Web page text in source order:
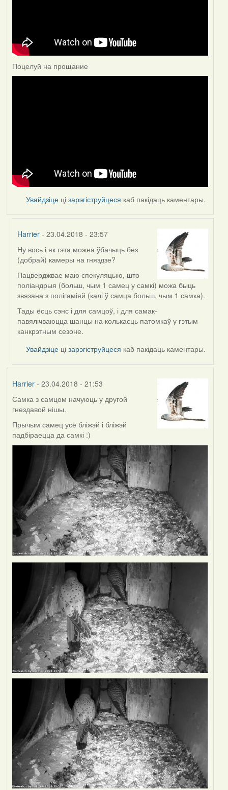
Поцелуй на прощание
Увайдзіце цізарэгіструйцеся каб пакідаць каментары.
Harrier - 23.04.2018 - 23:57
In
reply
to
by
Feather
Ну вось і як гэта можна ўбачыць без
(добрай) камеры на гняздзе?
Пацверджвае маю спекуляцыю, што
поліандрыя (больш, чым 1 самец у самкі) можа быць
звязана з полігаміяй (калі ў самца больш, чым 1 самка).
Тады ёсць сэнс і для самцоў, і для самак-
павялічваюцца шанцы на колькасць патомкаў у гэтым
канкрэтным сезоне.
Увайдзіце цізарэгіструйцеся каб пакідаць каментары.
Harrier- 23.04.2018 - 21:53
Самка з самцом начуюць у другой
гнездавой нішы.
Прычым самец усё бліжэй і бліжэй
падбіраецца да самкі :)